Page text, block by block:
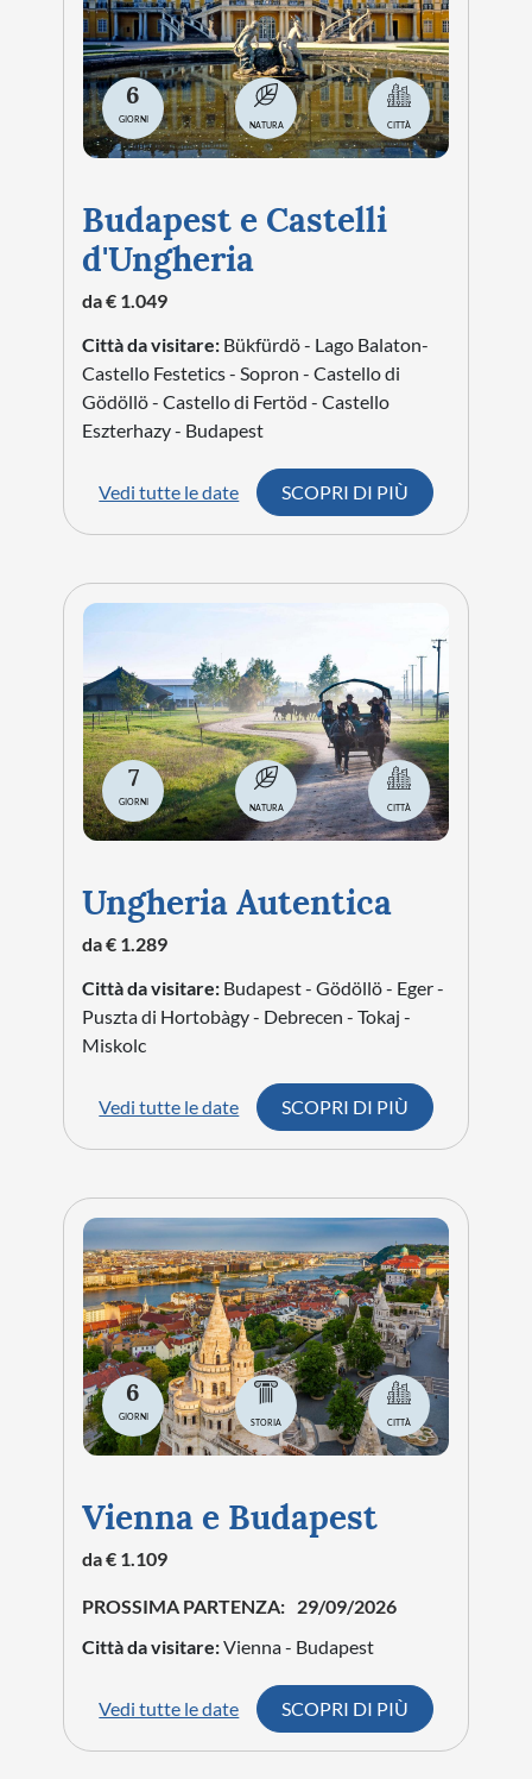
6
GIORNI
NATURA CITTÀ
Budapest e Castelli
d'Ungheria
da € 1.049
Città da visitare: Bükfürdö - Lago Balaton-
Castello Festetics - Sopron - Castello di
Gödöllö - Castello di Fertöd - Castello
Eszterhazy - Budapest
Vedi tutte le date SCOPRI DI PIÙ
7
GIORNI
NATURA CITTÀ
Ungheria Autentica
da € 1.289
Città da visitare: Budapest - Gödöllö - Eger -
Puszta di Hortobàgy - Debrecen - Tokaj -
Miskolc
Vedi tutte le date SCOPRI DI PIÙ
6
GIORNI
STORIA CITTÀ
Vienna e Budapest
da € 1.109
PROSSIMA PARTENZA: 29/09/2026
Città da visitare:Vienna - Budapest
Vedi tutte le date SCOPRI DI PIÙ